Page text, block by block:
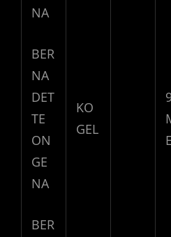
NA
BER
NA
DET
TE
ON
GE
NA
KO
GEL
BER